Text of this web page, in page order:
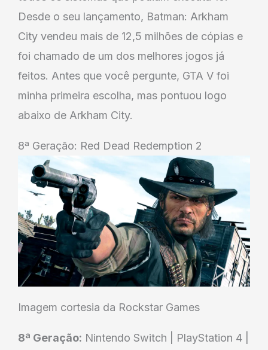
Desde o seu lançamento, Batman: Arkham
City vendeu mais de 12,5 milhões de cópias e
foi chamado de um dos melhores jogos já
feitos. Antes que você pergunte, GTA V foi
minha primeira escolha, mas pontuou logo
abaixo de Arkham City.
8ª Geração: Red Dead Redemption 2
Imagem cortesia da Rockstar Games
8ª Geração: Nintendo Switch | PlayStation 4 |